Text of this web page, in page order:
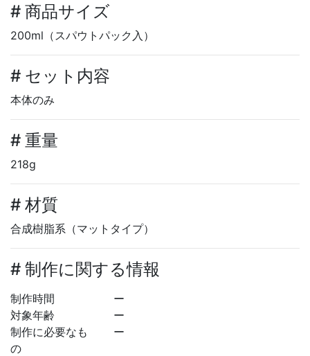
# 商品サイズ
200ml（スパウトパック入）
# セット内容
本体のみ
# 重量
218g
# 材質
合成樹脂系（マットタイプ）
# 制作に関する情報
制作時間
ー
対象年齢
ー
制作に必要なも
の
ー